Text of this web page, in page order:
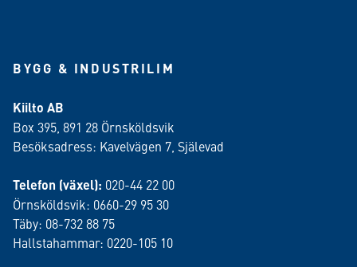
BYGG & INDUSTRILIM
Kiilto AB
Box 395, 891 28 Örnsköldsvik
Besöksadress: Kavelvägen 7, Själevad
Telefon (växel): 020-44 22 00
Örnsköldsvik: 0660-29 95 30
Täby: 08-732 88 75
Hallstahammar: 0220-105 10